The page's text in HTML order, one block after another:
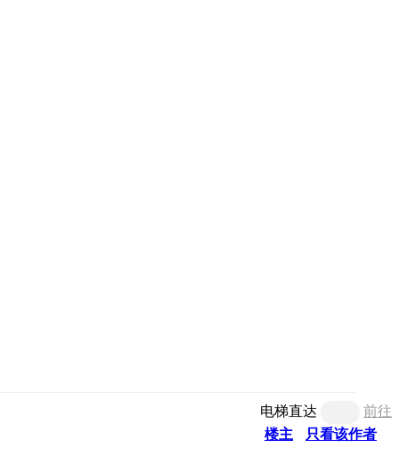
电梯直达
前往
楼主
只看该作者